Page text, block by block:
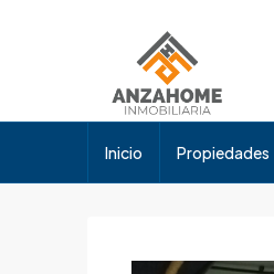
Inicio Propiedades